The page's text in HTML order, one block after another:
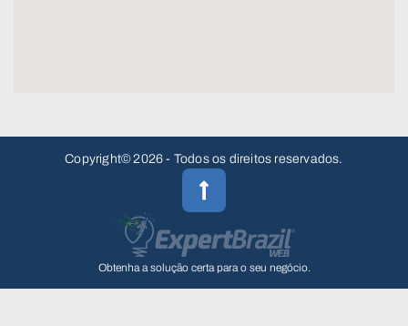
Copyright© 2026 - Todos os direitos reservados.
Obtenha a solução certa para o seu negócio.